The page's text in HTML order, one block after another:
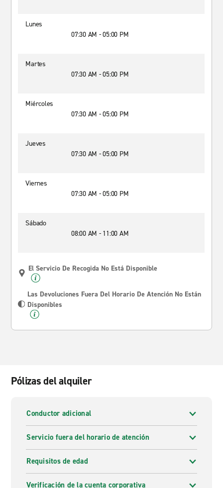
Lunes
07:30 AM - 05:00 PM
Martes
07:30 AM - 05:00 PM
Miércoles
07:30 AM - 05:00 PM
Jueves
07:30 AM - 05:00 PM
Viernes
07:30 AM - 05:00 PM
Sábado
08:00 AM - 11:00 AM
El Servicio De Recogida No Está Disponible
Las Devoluciones Fuera Del Horario De Atención No Están
Disponibles
Pólizas del alquiler
Conductor adicional
Servicio fuera del horario de atención
Requisitos de edad
Verificación de la cuenta corporativa